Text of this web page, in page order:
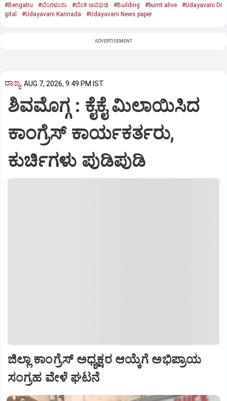
#Bengalru #ಬೆಂಗಳೂರು #ಬೆಂಕಿ ಅವಘಢ #Building #burnt alive
#Udayavani Di
gital
#Udayavani Kannada #Udayavani News paper
ADVERTISEMENT
ರಾಜ್ಯ AUG 7, 2026, 9:49 PM IST
ಶಿವಮೊಗ್ಗ : ಕೈಕೈ ಮಿಲಾಯಿಸಿದ
ಕಾಂಗ್ರೆಸ್ ಕಾರ್ಯಕರ್ತರು,
ಕುರ್ಚಿಗಳು ಪುಡಿಪುಡಿ
ಜಿಲ್ಲಾ ಕಾಂಗ್ರೆಸ್ ಅಧ್ಯಕ್ಷರ ಆಯ್ಕೆಗೆ ಅಭಿಪ್ರಾಯ
ಸಂಗ್ರಹ ವೇಳೆ ಘಟನೆ